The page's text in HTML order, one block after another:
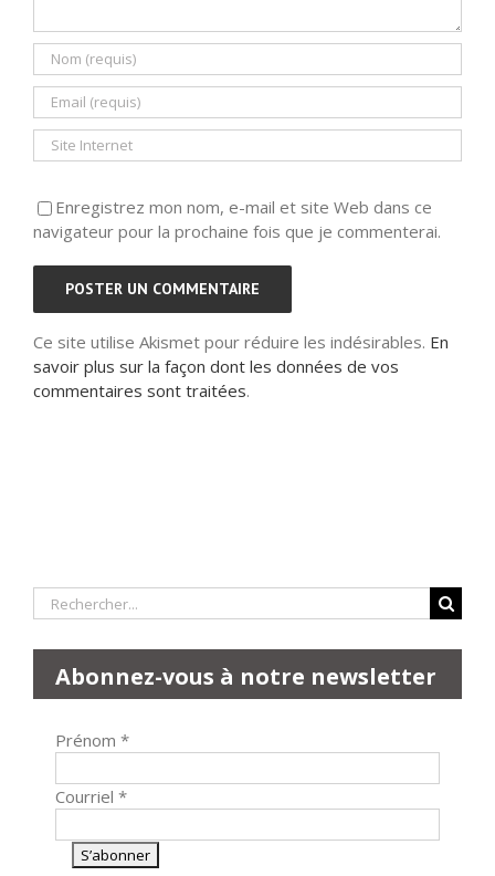
Enregistrez mon nom, e-mail et site Web dans ce
navigateur pour la prochaine fois que je commenterai.
Ce site utilise Akismet pour réduire les indésirables. En
savoir plus sur la façon dont les données de vos
commentaires sont traitées.
Rechercher:
Abonnez-vous à notre newsletter
Prénom *
Courriel *